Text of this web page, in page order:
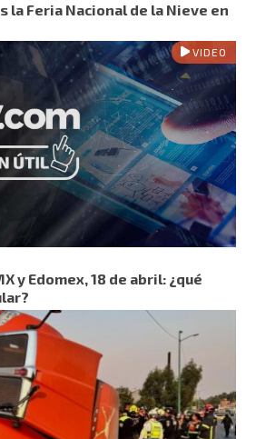
la Feria Nacional de la Nieve en
VIDEO
y Edomex, 18 de abril: ¿qué